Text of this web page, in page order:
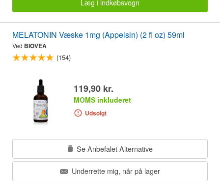
Læg i indkøbsvogn
MELATONIN Væske 1mg (Appelsin) (2 fl oz) 59ml
Ved BIOVEA
(154)
119,90 kr.
MOMS inkluderet
Udsolgt
Se Anbefalet Alternative
Underrette mig, når på lager